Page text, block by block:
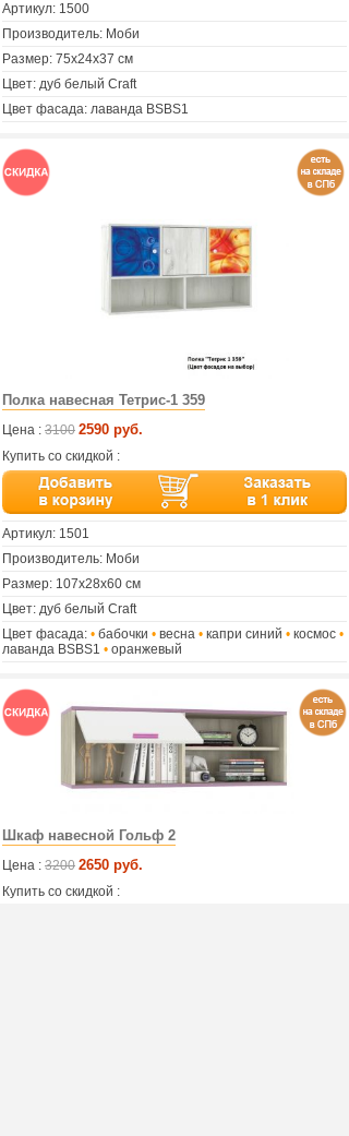
Артикул: 1500
Производитель: Моби
Размер: 75х24х37 см
Цвет: дуб белый Craft
Цвет фасада: лаванда BSBS1
Полка навесная Тетрис-1 359
Цена : 3100 2590 руб.
Купить со скидкой :
Артикул: 1501
Производитель: Моби
Размер: 107х28х60 см
Цвет: дуб белый Craft
Цвет фасада: • бабочки • весна • капри синий • космос •
лаванда BSBS1 • оранжевый
Шкаф навесной Гольф 2
Цена : 3200 2650 руб.
Купить со скидкой :